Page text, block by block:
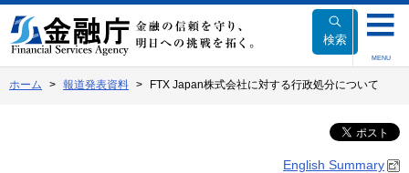
文
へ
動
検索
MENU
ホーム 報道発表資料 FTX Japan株式会社に対する行政処分について
English Summary